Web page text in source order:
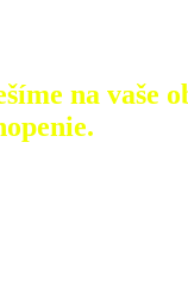
na vaše